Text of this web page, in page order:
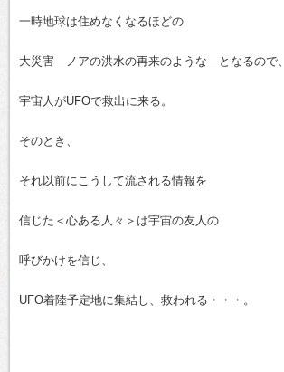
一時地球は住めなくなるほどの
大災害―ノアの洪水の再来のような―となるので、
宇宙人がUFOで救出に来る。
そのとき、
それ以前にこうして流される情報を
信じた＜心ある人々＞は宇宙の友人の
呼びかけを信じ、
UFO着陸予定地に集結し、救われる・・・。